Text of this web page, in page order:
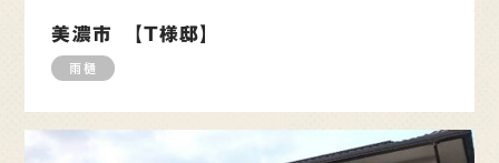
美濃市 【T様邸】
雨樋